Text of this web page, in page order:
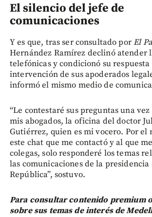
El silencio del jefe de
comunicaciones
Y es que, tras ser consultado porEl
Hernández Ramírez declinó atender
telefónicas y condicionó su respuesta
intervención de sus apoderados
informó el mismo medio de
“Le contestaré sus preguntas una
mis abogados, la oficina del doctor
Gutiérrez, quien es mi vocero. Por el
este chat que me contactó y al que
colegas, solo responderé los temas
las comunicaciones de la presidencia
República”, sostuvo.
Para consultar contenido premium
sobre sus temas de interés de